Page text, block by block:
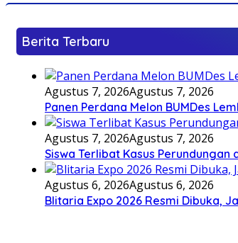
Berita Terbaru
Agustus 7, 2026Agustus 7, 2026
Panen Perdana Melon BUMDes
Agustus 7, 2026Agustus 7, 2026
Siswa Terlibat Kasus
Agustus 6, 2026Agustus 6, 2026
Blitaria Expo 2026 Resmi Dibuka,